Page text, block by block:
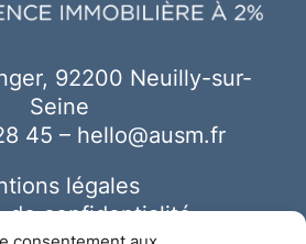
92200 Neuilly-sur-
Seine
45 – hello@ausm.fr
légales
de confidentialité